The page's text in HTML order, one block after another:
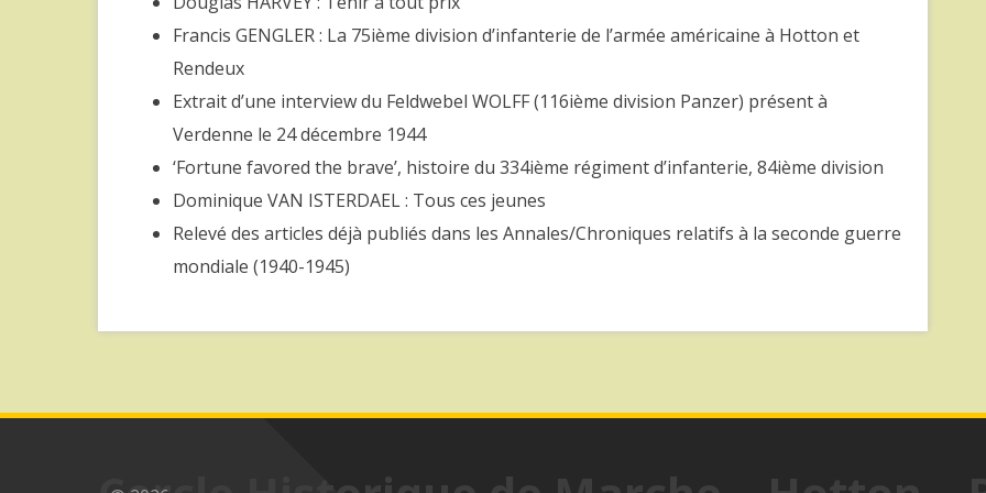
Francis GENGLER : La 75ième division d’infanterie de l’armée américaine à Hotton et
Rendeux
Extrait d’une interview du Feldwebel WOLFF (116ième division Panzer) présent à
Verdenne le 24 décembre 1944
‘Fortune favored the brave’, histoire du 334ième régiment d’infanterie, 84ième division
Dominique VAN ISTERDAEL : Tous ces jeunes
Relevé des articles déjà publiés dans les Annales/Chroniques relatifs à la seconde guerre
mondiale (1940-1945)